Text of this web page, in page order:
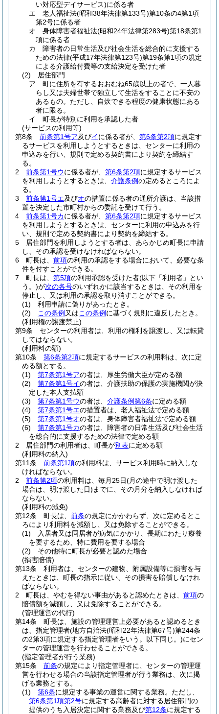
い対応型デイサービス)に係る者
エ
老人福祉法(昭和38年法律第133号)第10条の4第1項
第2号に係る者
オ
身体障害者福祉法(昭和24年法律第283号)第18条第1
項に係る者
カ
障害者の日常生活及び社会生活を総合的に支援する
ための法律(平成17年法律第123号)第19条第1項の規定
による介護給付費等の支給決定を受けた者
(2)
居住部門
ア
町に住所を有するおおむね65歳以上の者で、一人暮
らし又は夫婦世帯で独立して生活をすることに不安の
あるもの。 ただし、自炊できる程度の健康状態にある
者に限る。
イ
町長が特別に利用を承認した者
(サービスの利用等)
第8条
前条第1号ア及びイに係る者が、 第6条第2項に規定す
るサービスを利用しようとするときは、センターに利用の
申込みを行い、規則で定める契約書により契約を締結す
る。
2
前条第1号ウに係る者が、 第6条第2項に規定するサービス
を利用しようとするときは、 介護条例の定めるところによ
る。
3
前条第1号エ及びオの措置に係る者の通所介護は、当該措
置を決定した市町村からの委託を受けて行う。
4
前条第1号カに係る者が、 第6条第2項に規定するサービス
を利用しようとするときは、センターに利用の申込みを行
い、規則で定める契約書により契約を締結する。
5
居住部門を利用しようとする者は、あらかじめ町長に申請
し、その承認を受けなければならない。
6
町長は、 前項の利用の承認をする場合において、必要な条
件を付すことができる。
7
町長は、 第5項の利用承認を受けた者(以下「利用者」とい
う。)が次の各号のいずれかに該当するときは、その利用を
停止し、又は利用の承認を取り消すことができる。
(1)
利用申請に偽りがあったとき。
(2)
この条例 又はこの条例 に基づく規則に違反したとき。
(利用権の譲渡禁止)
第9条
センターの利用者は、利用の権利を譲渡し、又は転貸
してはならない。
(利用料の額)
第10条
第6条第2項に規定するサービスの利用料は、次に定
める額とする。
(1)
第7条第1号アの者は、厚生労働大臣が定める額
(2)
第7条第1号イの者は、介護扶助の保護の実施機関が決
定した本人支払額
(3)
第7条第1号ウの者は、 介護条例第6条に定める額
(4)
第7条第1号エの措置者は、老人福祉法で定める額
(5)
第7条第1号オの者は、身体障害者福祉法で定める額
(6)
第7条第1号カの者は、障害者の日常生活及び社会生活
を総合的に支援するための法律で定める額
2
居住部門の利用者は、町長が別表に定める額
(利用料の納入)
第11条
前条第1項の利用料は、サービス利用時に納入しな
ければならない。
2
前条第2項の利用料は、毎月25日(月の途中で明け渡した
場合は、明け渡した日) までに、その月分を納入しなければ
ならない。
(利用料の減免)
第12条
町長は、 前条の規定にかかわらず、次に定めるとこ
ろにより利用料を減額し、又は免除することができる。
(1)
入居者又は同居者が病気にかかり、長期にわたり療養
を要するため、特に費用を要する場合
(2)
その他特に町長が必要と認めた場合
(損害賠償)
第13条
利用者は、センターの建物、附属設備等に損害を与
えたときは、町長の指示に従い、その損害を賠償しなけれ
ばならない。
2
町長は、やむを得ない事由があると認めたときは、 前項の
賠償額を減額し、又は免除することができる。
(管理運営の代行)
第14条
町長は、施設の管理運営上必要があると認めるとき
は、指定管理者(地方自治法(昭和22年法律第67号)第244条
の2第3項に規定する指定管理者をいう。以下同じ。)にセン
ターの管理運営を行わせることができる。
(指定管理者が行う業務)
第15条
前条の規定により指定管理者に、センターの管理運
営を行わせる場合の当該指定管理者が行う業務は、次に掲
げる業務とする。
(1)
第6条に規定する事業の運営に関する業務。 ただし、
第6条第1項第2号に規定する高齢者に対する居住部門の
提供のうち入居決定に関する業務及び第12条に規定する